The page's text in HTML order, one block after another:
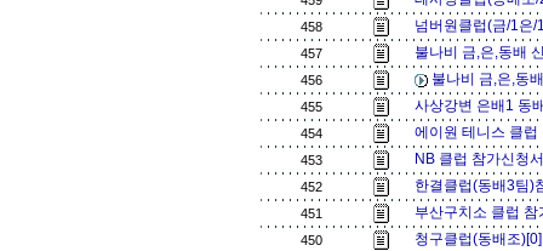
458 넘버원클럽(금/1은
457 불나비 금,은,동배
456 불나비 금,은,동
455 사상강변 은배1 동
454 에이원 테니스 클
453 NB 클럽 참가신청
452 한결클럽(동배3팀
451 부산구치소 클럽
450 청구클럽(동배조